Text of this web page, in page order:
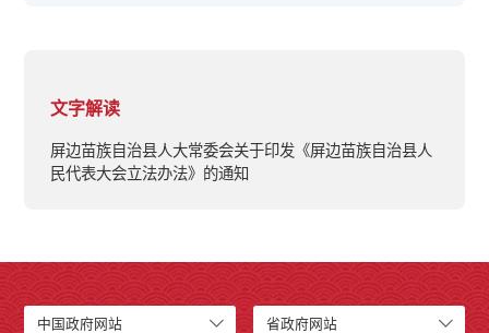
文字解读
屏边苗族自治县人大常委会关于印发《屏边苗族自治县人
民代表大会立法办法》的通知
中国政府网站 省政府网站